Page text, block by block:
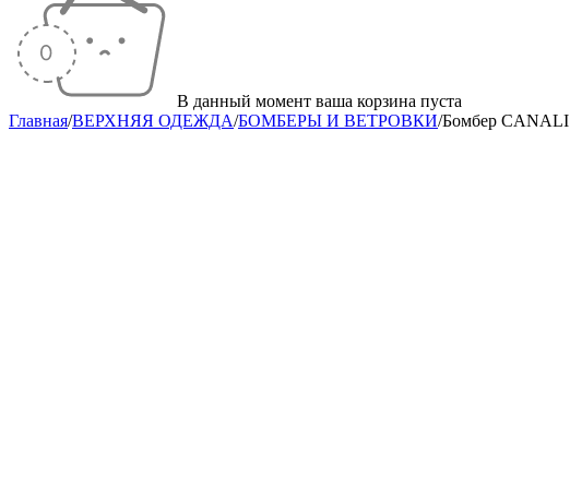
В данный момент ваша корзина пуста
Главная/ВЕРХНЯЯ ОДЕЖДА/БОМБЕРЫ И ВЕТРОВКИ/Бомбер CANALI